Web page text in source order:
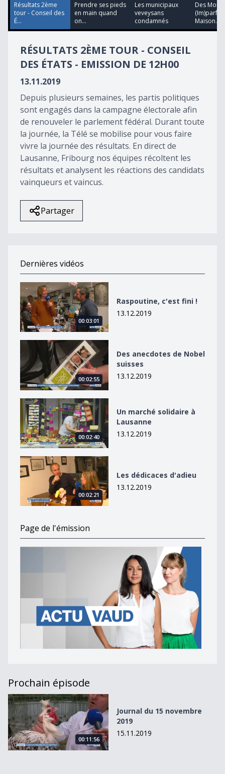
Résultats 2ème
tour - Conseil des
É...
Prendre ses pieds
en main quand
on...
Les municipaux
veveysans
condamnés
Des
Maison...
RÉSULTATS 2ÈME TOUR - CONSEIL
DES ÉTATS - EMISSION DE 12H00
13.11.2019
Depuis plusieurs semaines, les partis politiques
sont engagés dans la campagne électorale afin
de renouveler le parlement fédéral. Durant toute
la journée, la Télé se mobilise pour vous faire
vivre la journée des résultats. En direct de
Lausanne, Fribourg nos équipes récoltent les
résultats et analysent les réactions des candidats
vainqueurs et vaincus.
Partager
Dernières vidéos
Raspoutine, c&#039;est fini !
00:03:01
Raspoutine, c'est fini !
13.12.2019
Des anecdotes de Nobel suisses
00:02:55
Des anecdotes de Nobel
suisses
13.12.2019
Un marché solidaire à Lausanne
00:02:40
Un marché solidaire à
Lausanne
13.12.2019
Les dédicaces d&#039;adieu
00:02:21
Les dédicaces d'adieu
13.12.2019
Page de l'émission
Prochain épisode
Journal du 15 novembre 2019
00:11:56
Journal du 15 novembre
2019
15.11.2019